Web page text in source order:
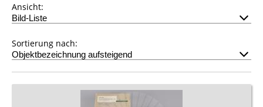
Ansicht:
Sortierung nach: